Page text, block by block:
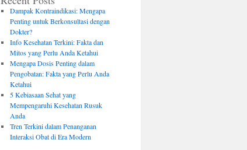
Dampak Kontraindikasi: Mengapa
Penting untuk Berkonsultasi dengan
Dokter?
Info Kesehatan Terkini: Fakta dan
Mitos yang Perlu Anda Ketahui
Mengapa Dosis Penting dalam
Pengobatan: Fakta yang Perlu Anda
Ketahui
5 Kebiasaan Sehat yang
Mempengaruhi Kesehatan Rusuk
Anda
Tren Terkini dalam Penanganan
Interaksi Obat di Era Modern